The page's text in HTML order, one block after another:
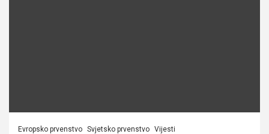
Evropsko prvenstvo Svjetsko prvenstvo Vijesti